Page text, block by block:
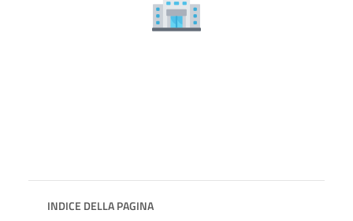
INDICE DELLA PAGINA